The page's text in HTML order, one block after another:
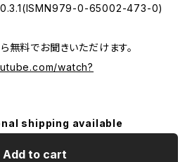
0-65002-473-0)
無料でお聞きいただけます。
watch?
shipping available
Add to cart